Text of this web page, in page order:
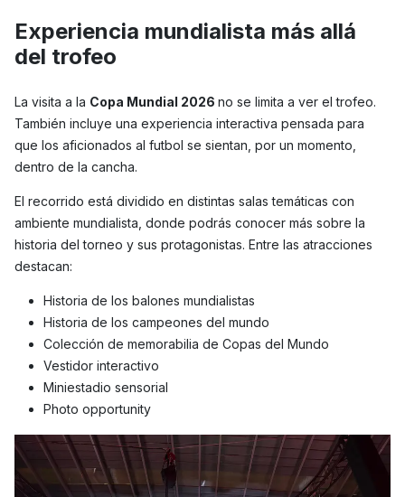
Experiencia mundialista más allá
del trofeo
La visita a la Copa Mundial 2026 no se limita a ver el trofeo.
También incluye una experiencia interactiva pensada para
que los aficionados al futbol se sientan, por un momento,
dentro de la cancha.
El recorrido está dividido en distintas salas temáticas con
ambiente mundialista, donde podrás conocer más sobre la
historia del torneo y sus protagonistas. Entre las atracciones
destacan:
Historia de los balones mundialistas
Historia de los campeones del mundo
Colección de memorabilia de Copas del Mundo
Vestidor interactivo
Miniestadio sensorial
Photo opportunity